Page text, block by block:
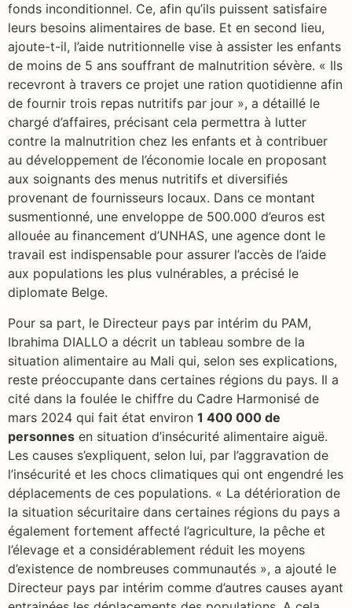
fonds inconditionnel. Ce, afin qu’ils puissent satisfaire
leurs besoins alimentaires de base. Et en second lieu,
ajoute-t-il, l’aide nutritionnelle vise à assister les enfants
de moins de 5 ans souffrant de malnutrition sévère. « Ils
recevront à travers ce projet une ration quotidienne afin
de fournir trois repas nutritifs par jour », a détaillé le
chargé d’affaires, précisant cela permettra à lutter
contre la malnutrition chez les enfants et à contribuer
au développement de l’économie locale en proposant
aux soignants des menus nutritifs et diversifiés
provenant de fournisseurs locaux. Dans ce montant
susmentionné, une enveloppe de 500.000 d’euros est
allouée au financement d’UNHAS, une agence dont le
travail est indispensable pour assurer l’accès de l’aide
aux populations les plus vulnérables, a précisé le
diplomate Belge.
Pour sa part, le Directeur pays par intérim du PAM,
Ibrahima DIALLO a décrit un tableau sombre de la
situation alimentaire au Mali qui, selon ses explications,
reste préoccupante dans certaines régions du pays. Il a
cité dans la foulée le chiffre du Cadre Harmonisé de
mars 2024 qui fait état environ 1 400 000 de
personnes en situation d’insécurité alimentaire aiguë.
Les causes s’expliquent, selon lui, par l’aggravation de
l’insécurité et les chocs climatiques qui ont engendré les
déplacements de ces populations. « La détérioration de
la situation sécuritaire dans certaines régions du pays a
également fortement affecté l’agriculture, la pêche et
l’élevage et a considérablement réduit les moyens
d’existence de nombreuses communautés », a ajouté le
Directeur pays par intérim comme d’autres causes ayant